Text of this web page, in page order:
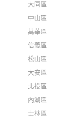
大同區
中山區
萬華區
信義區
松山區
大安區
北投區
內湖區
士林區